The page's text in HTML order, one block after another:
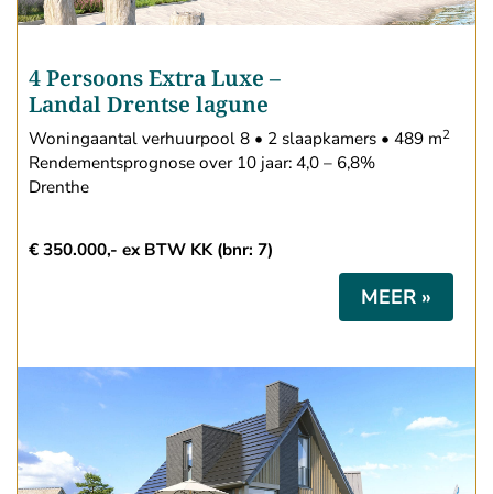
4 Persoons Extra Luxe –
Landal Drentse lagune
Woningaantal verhuurpool 8 • 2 slaapkamers • 489 m2
Rendementsprognose over 10 jaar: 4,0 – 6,8%
Drenthe
€ 350.000,- ex BTW KK (bnr: 7)
MEER »